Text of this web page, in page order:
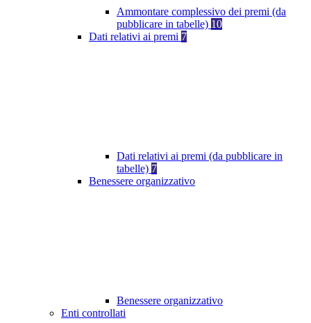
Ammontare complessivo dei premi (da
pubblicare in tabelle) 10
Dati relativi ai premi 7
Dati relativi ai premi (da pubblicare in
tabelle) 7
Benessere organizzativo
Benessere organizzativo
Enti controllati